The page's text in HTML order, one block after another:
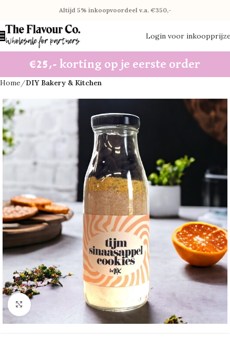
Altijd 5% inkoopvoordeel v.a. €350,-
Login voor
€25,- korting op je eerste order
Home DIY Bakery & Kitchen
Click to enlarge